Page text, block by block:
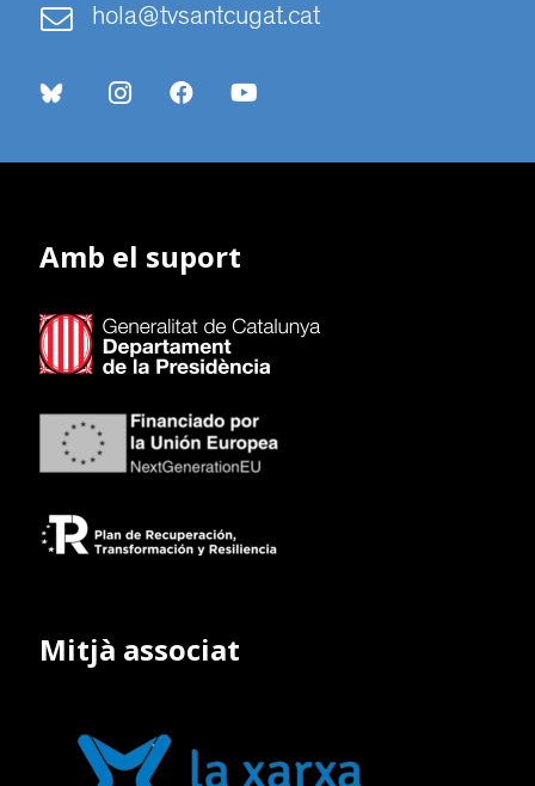
hola@tvsantcugat.cat
Amb el suport
Mitjà associat